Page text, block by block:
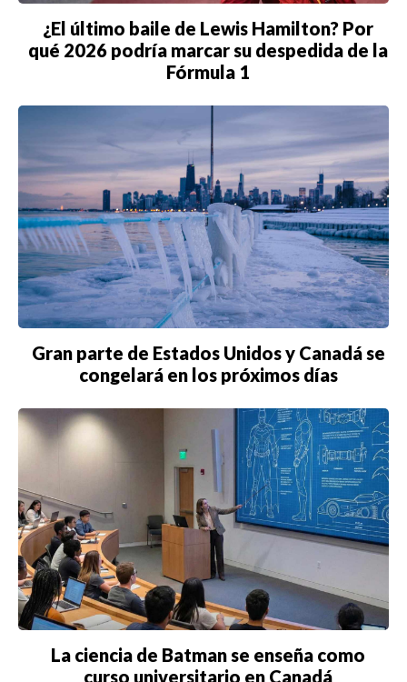
¿El último baile de Lewis Hamilton? Por
qué 2026 podría marcar su despedida de la
Fórmula 1
Gran parte de Estados Unidos y Canadá se
congelará en los próximos días
La ciencia de Batman se enseña como
curso universitario en Canadá